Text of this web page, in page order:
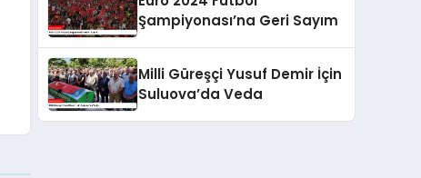
Şampiyonası’na Geri Sayım
Milli Güreşçi Yusuf Demir İçin
Suluova’da Veda